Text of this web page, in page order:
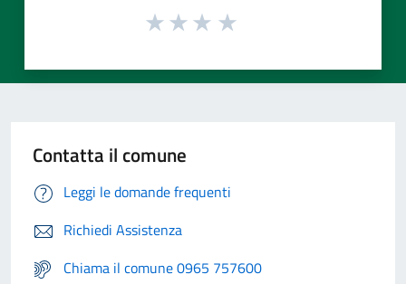
Contatta il comune
Leggi le domande frequenti
Richiedi Assistenza
Chiama il comune 0965 757600